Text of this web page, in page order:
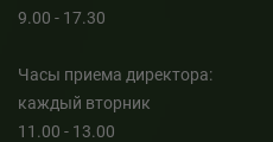
9.00 - 17.30
Часы приема директора:
каждый вторник
11.00 - 13.00